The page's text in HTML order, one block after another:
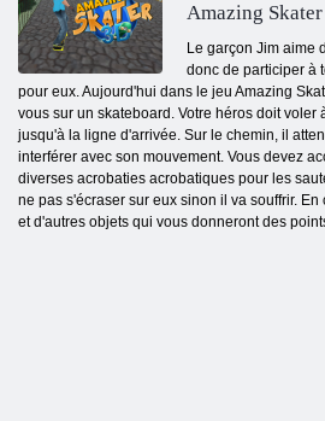
Amazing
Le garçon Jim aime
donc de participer à
pour eux. Aujourd'hui dans le jeu Amazing
vous sur un skateboard. Votre héros doit voler
jusqu'à la ligne d'arrivée. Sur le chemin, il
interférer avec son mouvement. Vous devez
diverses acrobaties acrobatiques pour les
ne pas s'écraser sur eux sinon il va souffrir.
et d'autres objets qui vous donneront des